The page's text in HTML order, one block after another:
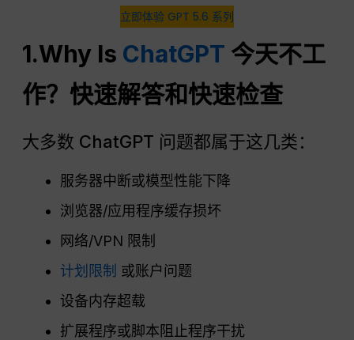
立即体验 GPT 5.6 系列
1.Why Is ChatGPT 今天不工
作？快速解答和快速检查
大多数 ChatGPT 问题都属于这几类：
服务器中断或模型性能下降
浏览器/应用程序缓存损坏
网络/VPN 限制
计划限制 或账户问题
设备内存超载
扩展程序或脚本阻止程序干扰